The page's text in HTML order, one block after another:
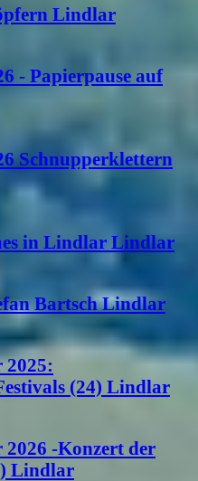
Lindlar
- Papierpause auf
Schnupperklettern
in Lindlar Lindlar
Bartsch Lindlar
(24) Lindlar
-Konzert der
Lindlar